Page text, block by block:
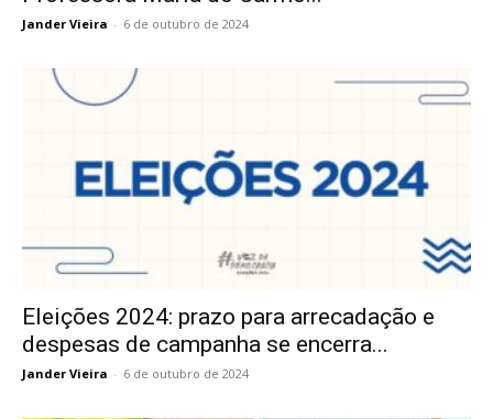
Jander Vieira - 6 de outubro de 2024
Eleições 2024: prazo para arrecadação e
despesas de campanha se encerra...
Jander Vieira - 6 de outubro de 2024